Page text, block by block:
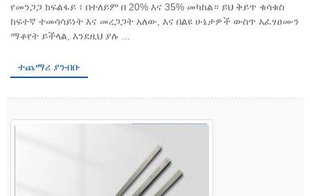
የመንጋጋ ክፍልፋይ ፣ በተለይም በ 20% እና 35% መካከል። ይህ ቅይጥ ቁሳቁስ
ከፍተኛ ተመሳሳይነት እና መረጋጋት አለው, እና በልዩ ሁኔታዎች ውስጥ አፈፃፀሙን
ማቆየት ይችላል, እንደዚህ ያሉ ...
ተጨማሪ ያንብቡ